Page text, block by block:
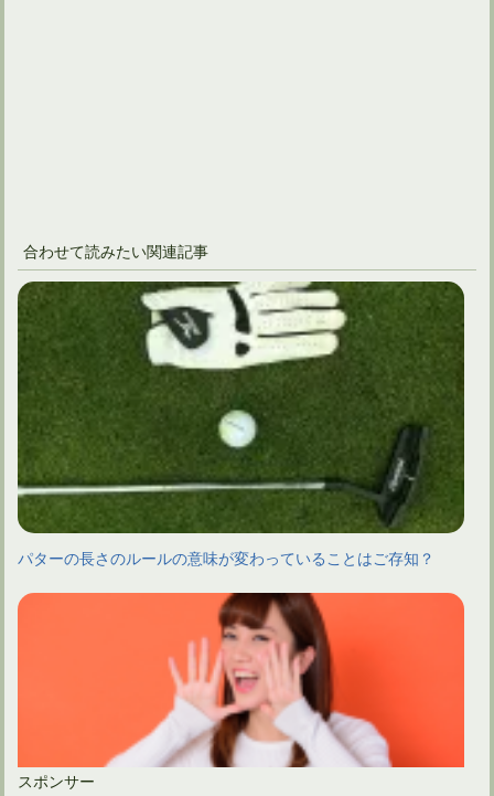
合わせて読みたい関連記事
パターの長さのルールの意味が変わっていることはご存知？
スポンサー